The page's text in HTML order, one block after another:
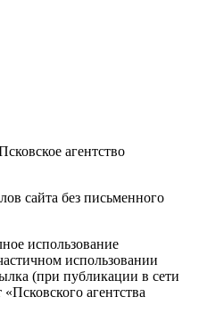
агентство
сайта без письменного
использование
использовании
(при публикации в сети
агентства